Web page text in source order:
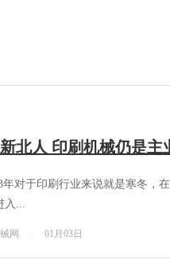
北人 印刷机械仍是主
年对于印刷行业来说就是寒冬
入...
网 01月03日